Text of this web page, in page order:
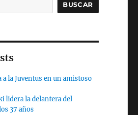
BUSCAR
la Juventus en un amistoso
lidera la delantera del
37 años